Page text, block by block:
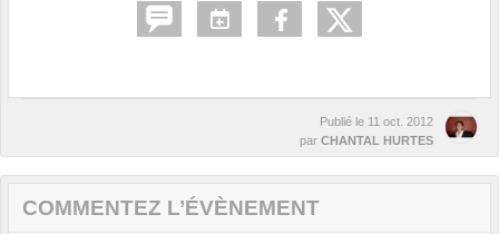
Publié le 11 oct. 2012
par CHANTAL HURTES
COMMENTEZ L’ÉVÈNEMENT